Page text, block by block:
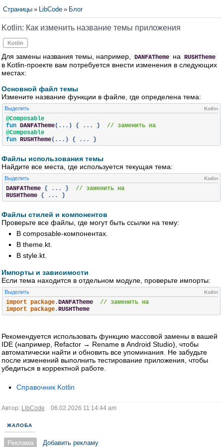
Страницы » LibCode » Блог
Kotlin: Как изменить название темы приложения
Kotlin
Для замены названия темы, например, DANFATheme на RUSHTheme
в Kotlin-проекте вам потребуется внести изменения в следующих
местах:
Основной файл темы
Измените название функции в файле, где определена тема:
Выделить Kotlin
@Composable
fun DANFATheme(...) { ... }
// заменить на
@Composable
fun RUSHTheme(...) { ... }
Файлы использования темы
Найдите все места, где используется текущая тема:
Выделить Kotlin
DANFATheme { ... }
// заменить на
RUSHTheme { ... }
Файлы стилей и компонентов
Проверьте все файлы, где могут быть ссылки на тему:
В composable-компонентах.
В theme.kt.
В style.kt.
Импорты и зависимости
Если тема находится в отдельном модуле, проверьте импорты:
Выделить Kotlin
import package.DANFATheme
// заменить на
import package.RUSHTheme
Рекомендуется использовать функцию массовой замены в вашей
IDE (например, Refactor → Rename в Android Studio), чтобы
автоматически найти и обновить все упоминания. Не забудьте
после изменений выполнить тестирование приложения, чтобы
убедиться в корректной работе.
Справочник Kotlin
Автор: LibCode 06.02.2026 11:14:44 am
ЖАЛОБА
Реклама Добавить рекламу